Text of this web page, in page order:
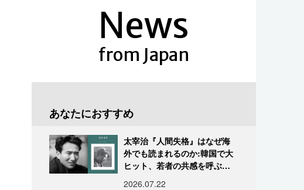
Français
News
from Japan
あなたにおすすめ
太宰治『人間失格』はなぜ海
外でも読まれるのか:韓国で大
ヒット、若者の共感を呼ぶ
2026.07.22